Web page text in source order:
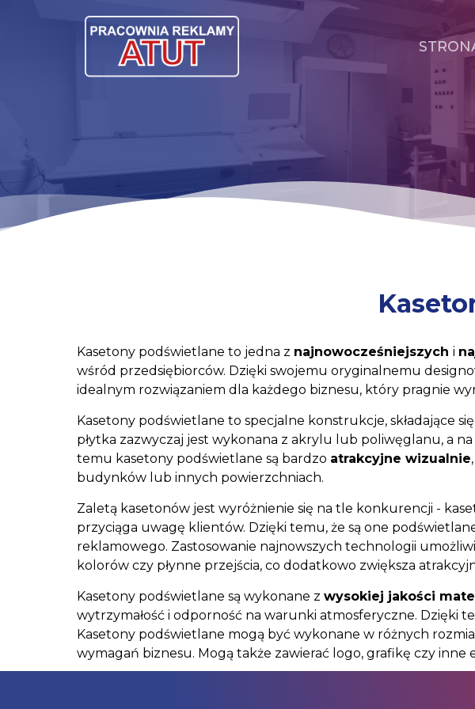
Kasetony podświetlane to jedna z najnowocześniejszych i
wśród przedsiębiorców. Dzięki swojemu oryginalnemu
idealnym rozwiązaniem dla każdego biznesu, który pragnie
Kasetony podświetlane to specjalne konstrukcje, składające
płytka zazwyczaj jest wykonana z akrylu lub poliwęglanu, a
temu kasetony podświetlane są bardzo atrakcyjne wizualnie
budynków lub innych powierzchniach.
Zaletą kasetonów jest wyróżnienie się na tle konkurencji -
przyciąga uwagę klientów. Dzięki temu, że są one
reklamowego. Zastosowanie najnowszych technologii
kolorów czy płynne przejścia, co dodatkowo zwiększa
Kasetony podświetlane są wykonane z wysokiej jakości
wytrzymałość i odporność na warunki atmosferyczne. Dzięki
Kasetony podświetlane mogą być wykonane w różnych
wymagań biznesu. Mogą także zawierać logo, grafikę czy inne